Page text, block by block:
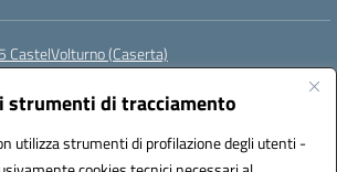
strumenti di tracciamento
utilizza strumenti di profilazione degli utenti -
CastelVolturno (Caserta)
(PEC):ceis014005@pec.istruzione.it
CEIS014005